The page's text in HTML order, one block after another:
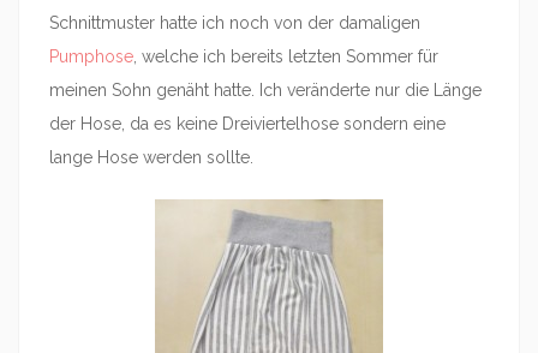
Schnittmuster hatte ich noch von der damaligen
Pumphose , welche ich bereits letzten Sommer für
meinen Sohn genäht hatte. Ich veränderte nur die Länge
der Hose, da es keine Dreiviertelhose sondern eine
lange Hose werden sollte.